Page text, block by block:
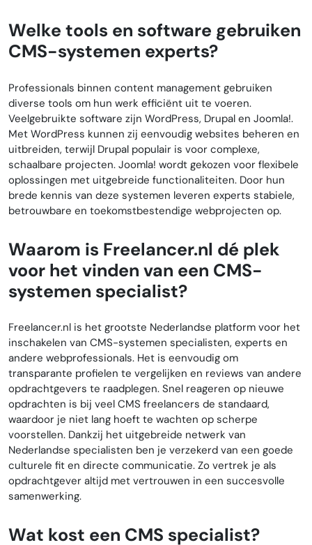
Welke tools en software gebruiken
CMS-systemen experts?
Professionals binnen content management gebruiken
diverse tools om hun werk efficiënt uit te voeren.
Veelgebruikte software zijn WordPress, Drupal en Joomla!.
Met WordPress kunnen zij eenvoudig websites beheren en
uitbreiden, terwijl Drupal populair is voor complexe,
schaalbare projecten. Joomla! wordt gekozen voor flexibele
oplossingen met uitgebreide functionaliteiten. Door hun
brede kennis van deze systemen leveren experts stabiele,
betrouwbare en toekomstbestendige webprojecten op.
Waarom is Freelancer.nl dé plek
voor het vinden van een CMS-
systemen specialist?
Freelancer.nl is het grootste Nederlandse platform voor het
inschakelen van CMS-systemen specialisten, experts en
andere webprofessionals. Het is eenvoudig om
transparante profielen te vergelijken en reviews van andere
opdrachtgevers te raadplegen. Snel reageren op nieuwe
opdrachten is bij veel CMS freelancers de standaard,
waardoor je niet lang hoeft te wachten op scherpe
voorstellen. Dankzij het uitgebreide netwerk van
Nederlandse specialisten ben je verzekerd van een goede
culturele fit en directe communicatie. Zo vertrek je als
opdrachtgever altijd met vertrouwen in een succesvolle
samenwerking.
Wat kost een CMS specialist?